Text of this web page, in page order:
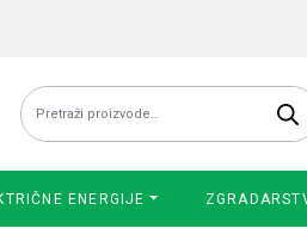
Pretraži:
ENERGIJE